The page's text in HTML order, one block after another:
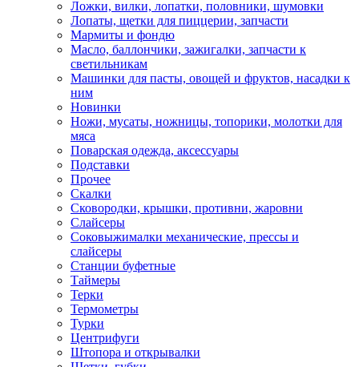
Ложки, вилки, лопатки, половники, шумовки
Лопаты, щетки для пиццерии, запчасти
Мармиты и фондю
Масло, баллончики, зажигалки, запчасти к
светильникам
Машинки для пасты, овощей и фруктов, насадки к
ним
Новинки
Ножи, мусаты, ножницы, топорики, молотки для
мяса
Поварская одежда, аксессуары
Подставки
Прочее
Скалки
Сковородки, крышки, противни, жаровни
Слайсеры
Соковыжималки механические, прессы и
слайсеры
Станции буфетные
Таймеры
Терки
Термометры
Турки
Центрифуги
Штопора и открывалки